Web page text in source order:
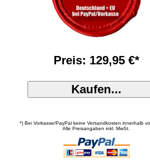
Preis: 129,95 €*
*) Bei Vorkasse/PayPal keine Versandkosten innerhalb
Alle Preisangaben inkl. MwSt.